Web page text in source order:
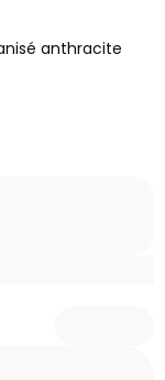
anthracite